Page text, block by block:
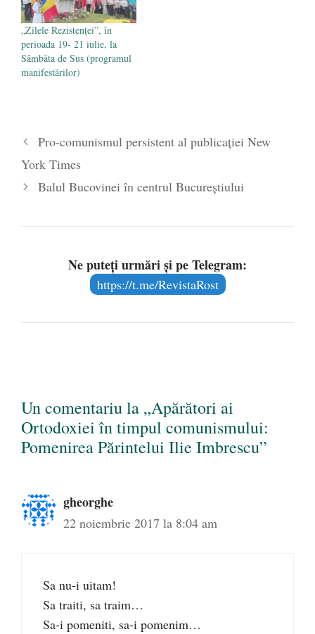
aceştia, Mircea Badea, un tip
ilar în orice situaţie, chiar şi
cînd…
„Zilele Rezistenței”, în
perioada 19- 21 iulie, la
Sâmbăta de Sus (programul
manifestărilor)
Pro-comunismul persistent al publicației New
York Times
Balul Bucovinei în centrul Bucureștiului
Ne puteți urmări și pe Telegram:
https://t.me/RevistaRost
Un comentariu la „Apărători ai
Ortodoxiei în timpul comunismului:
Pomenirea Părintelui Ilie Imbrescu”
gheorghe
22 noiembrie 2017 la 8:04 am
Sa nu-i uitam!
Sa traiti, sa traim…
Sa-i pomeniti, sa-i pomenim…